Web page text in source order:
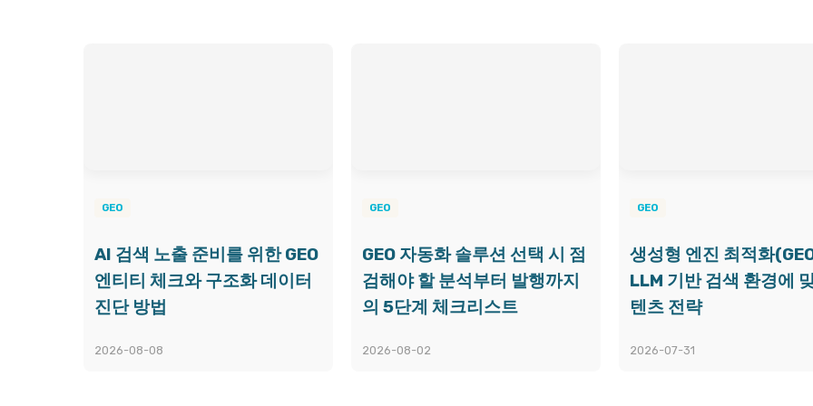
GEO
AI 검색 노출 준비를 위한 GEO
엔티티 체크와 구조화 데이터
진단 방법
2026-08-08
GEO
GEO 자동화 솔루션 선택 시 점
검해야 할 분석부터 발행까지
의 5단계 체크리스트
2026-08-02
GEO
생성형 엔진 최적화
LLM 기반 검색 환경에
텐츠 전략
2026-07-31